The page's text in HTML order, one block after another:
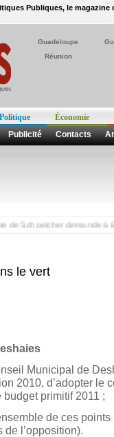
Publiques, le magazine
Guadeloupe
Réunion
Politique
Économie
Publicité Contacts
demande à
le vert
Municipal de
2010, d’adopter le
budget primitif 2011 ;
de ces points
de l’opposition).